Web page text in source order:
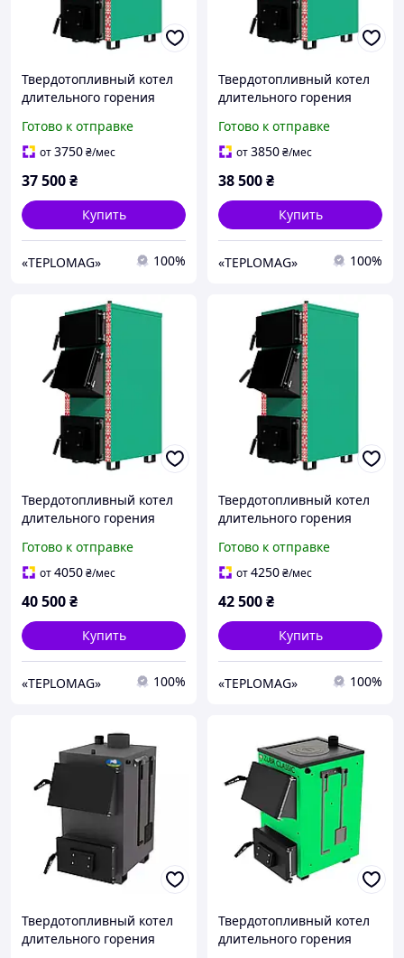
Твердотопливный котел
длительного горения
СТАНДАРТ) 16кВт
Готово к отправке
от3750₴/мес
37 500₴
Купить
«TEPLOMAG» 100%
Твердотопливный котел
длительного горения
СТАНДАРТ) 20кВт
Готово к отправке
от3850₴/мес
38 500₴
Купить
«TEPLOMAG» 100%
Твердотопливный котел
длительного горения
СТАНДАРТ) 24кВт
Готово к отправке
от4050₴/мес
40 500₴
Купить
«TEPLOMAG» 100%
Твердотопливный котел
длительного горения
СТАНДАРТ) 30кВт
Готово к отправке
от4250₴/мес
42 500₴
Купить
«TEPLOMAG» 100%
Твердотопливный котел
длительного горения
Твердотопливный котел
длительного горения